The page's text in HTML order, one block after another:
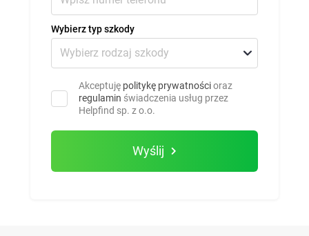
Wybierz typ szkody
Akceptuję politykę prywatnościoraz
regulamin świadczenia usług przez
Helpfind sp. z o.o.
Wyślij